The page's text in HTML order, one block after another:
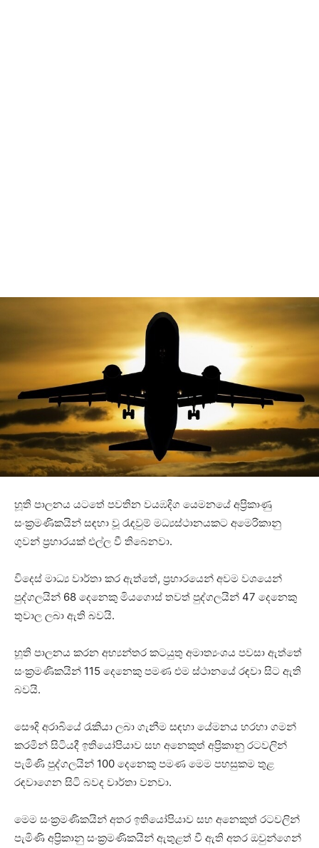
හූති පාලනය යටතේ පවතින වයඹදිග යෙමනයේ අප්‍රිකාණු
සංක්‍රමණිකයින් සඳහා වූ රැඳවුම් මධ්‍යස්ථානයකට අමෙරිකානු
ගුවන් ප්‍රහාරයක් එල්ල වී තිබෙනවා.
විදෙස් මාධ්‍ය වාර්තා කර ඇත්තේ, ප්‍රහාරයෙන් අවම වශයෙන්
පුද්ගලයින් 68 දෙනෙකු මියගොස් තවත් පුද්ගලයින් 47 දෙනෙකු
තුවාල ලබා ඇති බවයි.
හූති පාලනය කරන අභ්‍යන්තර කටයුතු අමාත්‍යංශය පවසා ඇත්තේ
සංක්‍රමණිකයින් 115 දෙනෙකු පමණ එම ස්ථානයේ රඳවා සිට ඇති
බවයි.
සෞදි අරාබියේ රැකියා ලබා ගැනීම සඳහා යේමනය හරහා ගමන්
කරමින් සිටියදී ඉතියෝපියාව සහ අනෙකුත් අප්‍රිකානු රටවලින්
පැමිණි පුද්ගලයින් 100 දෙනෙකු පමණ මෙම පහසුකම තුළ
රඳවාගෙන සිටි බවද වාර්තා වනවා.
මෙම සංක්‍රමණිකයින් අතර ඉතියෝපියාව සහ අනෙකුත් රටවලින්
පැමිණි අප්‍රිකානු සංක්‍රමණිකයින් ඇතුළත් වී ඇති අතර ඔවුන්ගෙන්